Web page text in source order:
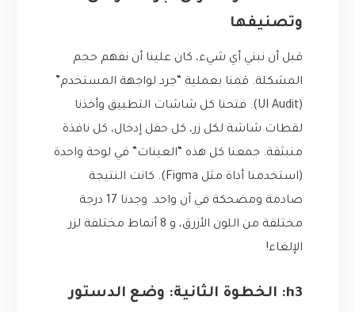
وتصنيفها
قبل أن نبني أي شيء، كان علينا أن نفهم حجم
المشكلة. قمنا بعملية “جرد لواجهة المستخدم”
(UI Audit). فتحنا كل شاشات التطبيق وأخذنا
لقطات شاشة لكل زر، كل حقل إدخال، كل نافذة
منبثقة. جمعنا كل هذه “العينات” في لوحة واحدة
(استخدمنا أداة مثل Figma). كانت النتيجة
صادمة ومضحكة في آن واحد. وجدنا 17 درجة
مختلفة من اللون الأزرق، و 8 أنماط مختلفة لزر
الإلغاء!
h3: الخطوة الثانية: وضع الدستور